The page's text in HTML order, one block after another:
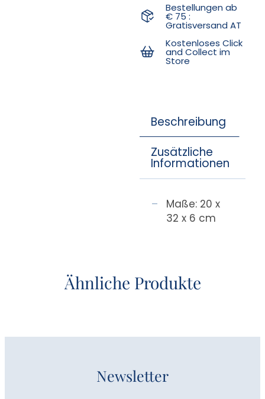
Bestellungen ab
€ 75 :
Gratisversand AT
Kostenloses Click
and Collect im
Store
Beschreibung
Zusätzliche
Informationen
Maße: 20 x
32 x 6 cm
Ähnliche Produkte
Newsletter